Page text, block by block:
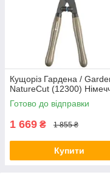
Кущоріз Гардена /
NatureCut (12300)
Готово до відправки
1 669 ₴ 1 855 ₴
Купити